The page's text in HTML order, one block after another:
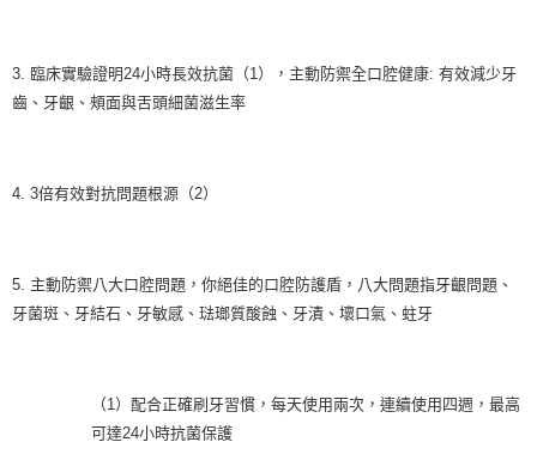
3. 臨床實驗證明24小時長效抗菌（1），主動防禦全口腔健康: 有效減少牙
齒、牙齦、頰面與舌頭細菌滋生率
4. 3倍有效對抗問題根源（2）
5. 主動防禦八大口腔問題，你絕佳的口腔防護盾，八大問題指牙齦問題、
牙菌斑、牙結石、牙敏感、琺瑯質酸蝕、牙漬、壞口氣、蛀牙
（1）配合正確刷牙習慣，每天使用兩次，連續使用四週，最高
可達24小時抗菌保護